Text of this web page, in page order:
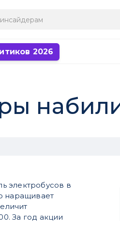
2026
электробусов в
наращивает
За год акции